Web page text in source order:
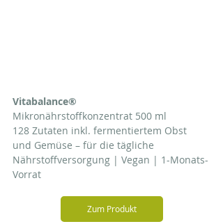
Vitabalance®
Mikronährstoffkonzentrat 500 ml
128 Zutaten inkl. fermentiertem Obst
und Gemüse – für die tägliche
Nährstoffversorgung | Vegan | 1-Monats-
Vorrat
Zum Produkt